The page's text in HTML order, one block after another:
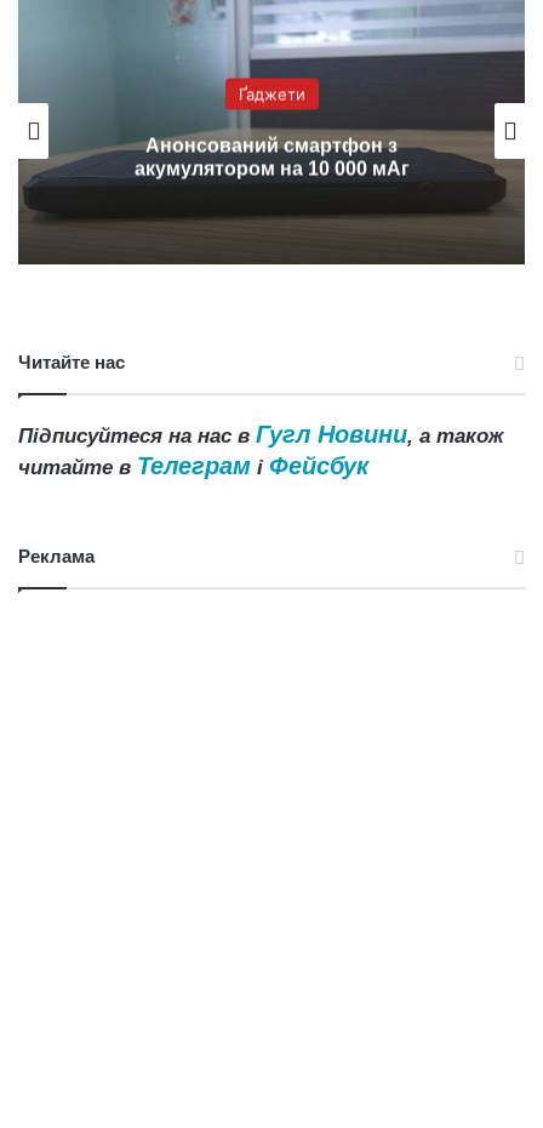
Ґаджети
Анонсований смартфон з
акумулятором на 10 000 мАг
Читайте нас
Підписуйтеся на нас в Гугл Новини, а також
читайте в Телеграм і Фейсбук
Реклама